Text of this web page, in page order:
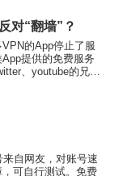
对“翻墙”？
的App停止了服
提供的免费服务
、youtube的兄弟
自网友，对账号速
可自行测试。免费